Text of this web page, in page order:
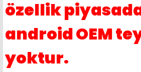
özellik
android OEM
yoktur.